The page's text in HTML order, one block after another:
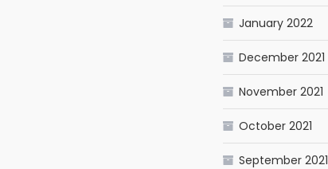
January 2022
December 2021
November 2021
October 2021
September 2021